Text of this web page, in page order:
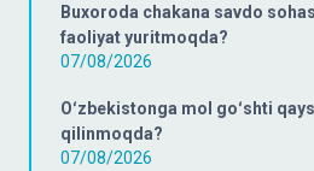
Buxoroda chakana savdo
faoliyat yuritmoqda?
07/08/2026
Oʻzbekistonga mol goʻshti
qilinmoqda?
07/08/2026